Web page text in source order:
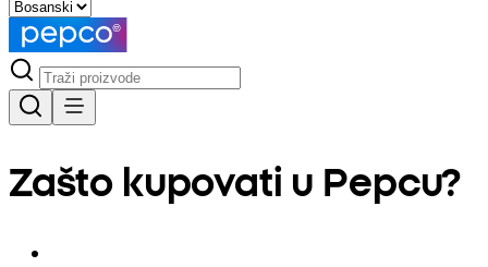
Zašto kupovati u Pepcu?